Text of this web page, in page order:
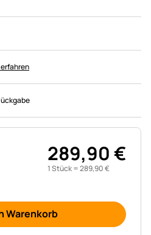
289,90€
1 Stück =289,90€
Warenkorb